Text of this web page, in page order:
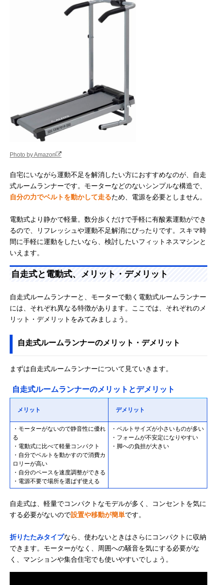
Photo by Amazon
自宅にいながら運動不足を解消したい方におすすめなのが、自走
式ルームランナーです。モーターなどのないシンプルな構造で、
自分の力でベルトを動かして走るため、電源を必要としません。
電動式より静かで軽量。数分歩くだけで手軽に有酸素運動ができ
るので、リフレッシュや運動不足解消にぴったりです。スキマ時
間に手軽に運動をしたいなら、検討したいフィットネスマシンと
いえます。
自走式と電動式、メリット・デメリット
自走式ルームランナーと、モーターで動く電動式ルームランナー
には、それぞれ異なる特徴があります。ここでは、それぞれのメ
リット・デメリットをみてみましょう。
自走式ルームランナーのメリット・デメリット
まずは自走式ルームランナーについて見ていきます。
自走式ルームランナーのメリットとデメリット
メリット デメリット
・モーターがないので静音性に優れ
る
・電動式に比べて軽量コンパクト
・自分でベルトを動かすので消費カ
ロリーが高い
・自分のペースを速度調整ができる
・電源不要で場所を選ばず使える
・ベルトサイズが小さいものが多い
・フォームが不安定になりやすい
・脚への負担が大きい
自走式は、軽量でコンパクトなモデルが多く、コンセントを気に
する必要がないので設置や移動が簡単です。
折りたたみタイプなら、使わないときはさらにコンパクトに収納
できます。モーターがなく、周囲への騒音を気にする必要がな
く、マンションや集合住宅でも使いやすいでしょう。